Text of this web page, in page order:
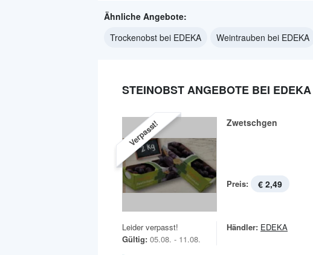
Ähnliche Angebote:
Trockenobst bei EDEKA
Weintrauben bei EDEKA
STEINOBST ANGEBOTE BEI EDEKA
Verpasst! Zwetschgen
Preis: € 2,49
Leider verpasst!
Gültig: 05.08. - 11.08.
Händler: EDEKA